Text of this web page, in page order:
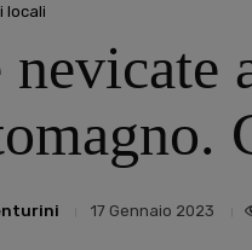
locali
17 Gennaio 2023